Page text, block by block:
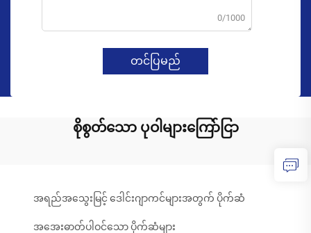
0/1000
တင်ပြမည်
စိုစွတ်သော ပုဝါများကြော်ငြာ
အရည်အသွေးမြင့် ဒေါင်းဂျာကင်များအတွက် ပိုက်ဆံ
အအေးဓာတ်ပါဝင်သော ပိုက်ဆံများ